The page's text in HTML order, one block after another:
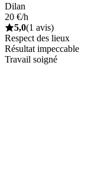
Dilan
20 €/h
5,0(1 avis)
Respect des lieux
Résultat impeccable
Travail soigné